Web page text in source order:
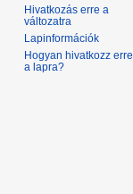
Hivatkozás erre a
változatra
Lapinformációk
Hogyan hivatkozz erre
a lapra?